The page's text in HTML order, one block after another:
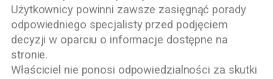
Użytkownicy powinni zawsze zasięgnąć porady
odpowiedniego specjalisty przed podjęciem
decyzji w oparciu o informacje dostępne na
stronie.
Właściciel nie ponosi odpowiedzialności za skutki